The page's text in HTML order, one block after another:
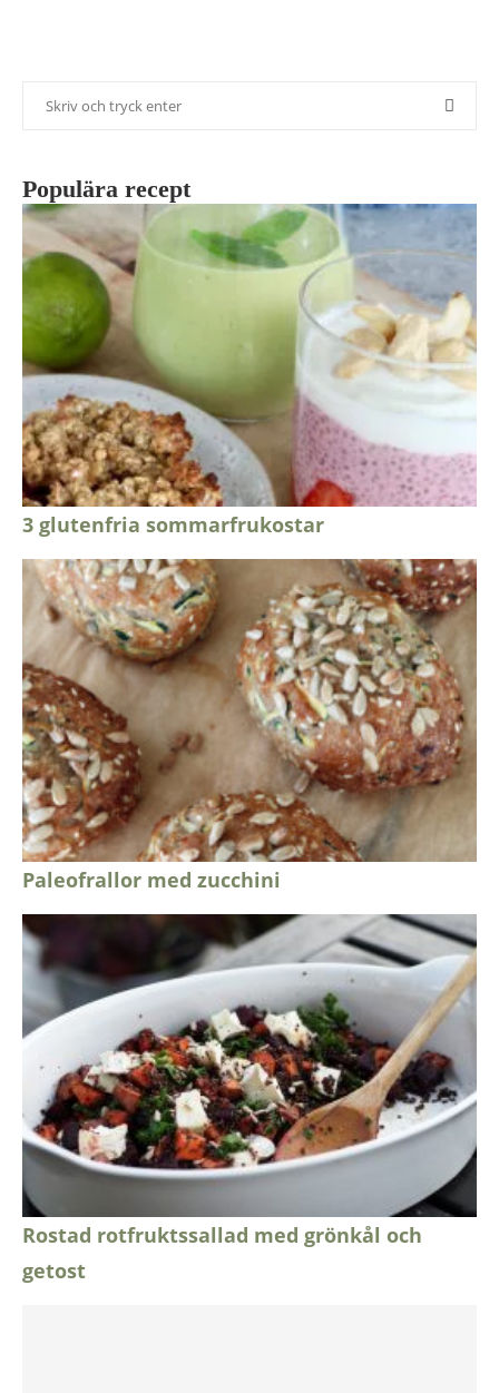
Populära recept
3 glutenfria sommarfrukostar
Paleofrallor med zucchini
Rostad rotfruktssallad med grönkål och
getost